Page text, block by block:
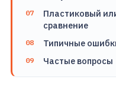
Пластиковый
сравнение
Типичные
Частые вопросы